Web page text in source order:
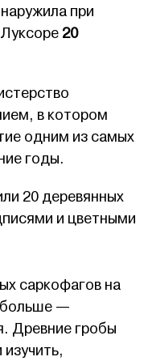
при
20
в котором
одним из самых
годы.
20 деревянных
и цветными
саркофагов на
больше —
Древние гробы